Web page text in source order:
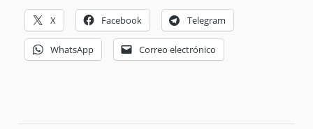
X Facebook Telegram
WhatsApp Correo electrónico